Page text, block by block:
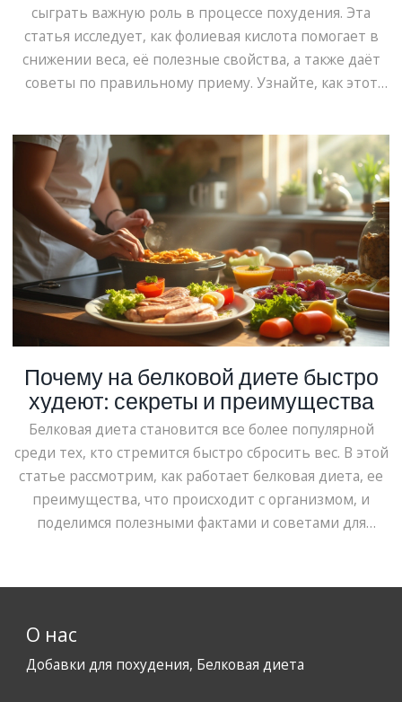
сыграть важную роль в процессе похудения. Эта
статья исследует, как фолиевая кислота помогает в
снижении веса, её полезные свойства, а также даёт
советы по правильному приему. Узнайте, как этот
Почему на белковой диете быстро
худеют: секреты и преимущества
Белковая диета становится все более популярной
среди тех, кто стремится быстро сбросить вес. В этой
статье рассмотрим, как работает белковая диета, ее
преимущества, что происходит с организмом, и
поделимся полезными фактами и советами для
О нас
Добавки для похудения, Белковая диета